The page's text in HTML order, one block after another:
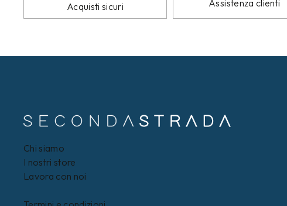
Acquisti sicuri Assistenza clienti
Chi siamo
I nostri store
Lavora con noi